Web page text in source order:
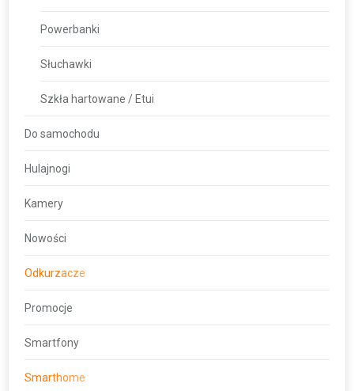
Powerbanki
Słuchawki
Szkła hartowane / Etui
Do samochodu
Hulajnogi
Kamery
Nowości
Odkurzacze
Promocje
Smartfony
Smarthome